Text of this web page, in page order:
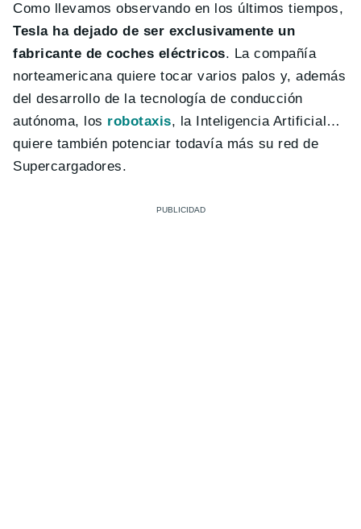
Como llevamos observando en los últimos tiempos,
Tesla ha dejado de ser exclusivamente un
fabricante de coches eléctricos. La compañía
norteamericana quiere tocar varios palos y, además
del desarrollo de la tecnología de conducción
autónoma, los robotaxis, la Inteligencia Artificial…
quiere también potenciar todavía más su red de
Supercargadores.